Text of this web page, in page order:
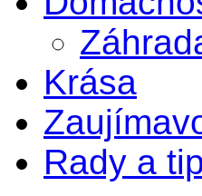
Krása
Rady a